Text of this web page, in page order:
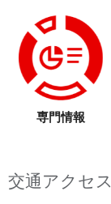
専門情報
交通アクセス